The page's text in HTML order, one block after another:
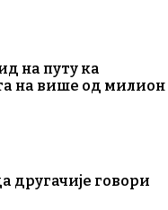
на путу ка
на више од милион
другачије говори